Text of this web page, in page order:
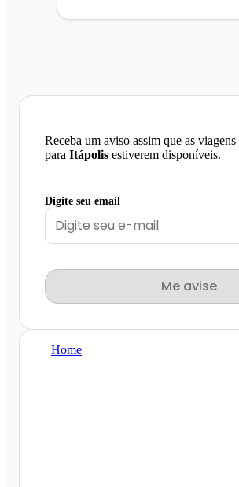
Receba um aviso assim que as
para Itápolis estiverem disponíveis.
Digite seu email
Me avise
Home